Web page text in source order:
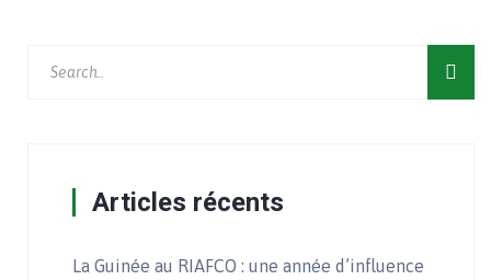
Articles récents
La Guinée au RIAFCO : une année d’influence